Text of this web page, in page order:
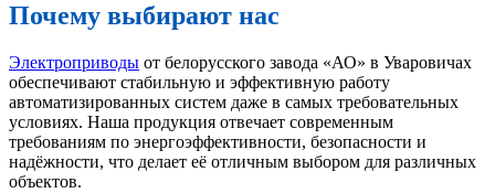
Почему выбирают нас
Электроприводы от белорусского завода «АО» в Уваровичах
обеспечивают стабильную и эффективную работу
автоматизированных систем даже в самых требовательных
условиях. Наша продукция отвечает современным
требованиям по энергоэффективности, безопасности и
надёжности, что делает её отличным выбором для различных
объектов.